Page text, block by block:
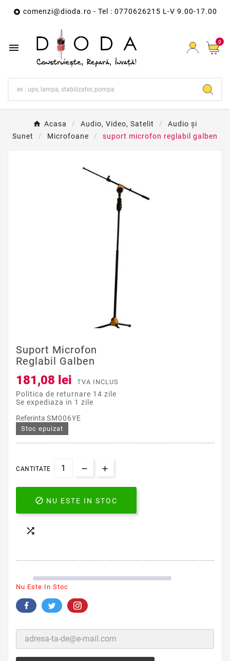
 comenzi@dioda.ro - Tel : 0770626215 L-V 9.00-17.00
 0
Acasa Audio, Video, Satelit
Audio și
Sunet
Microfoane suport microfon reglabil galben
Suport Microfon
Reglabil Galben
181,08 lei TVA INCLUS
Politica de returnare 14 zile
Se expediaza in 1 zile
Referinta SM006YE
Stoc epuizat
CANTITATE
 NU ESTE IN STOC

Nu Este In Stoc